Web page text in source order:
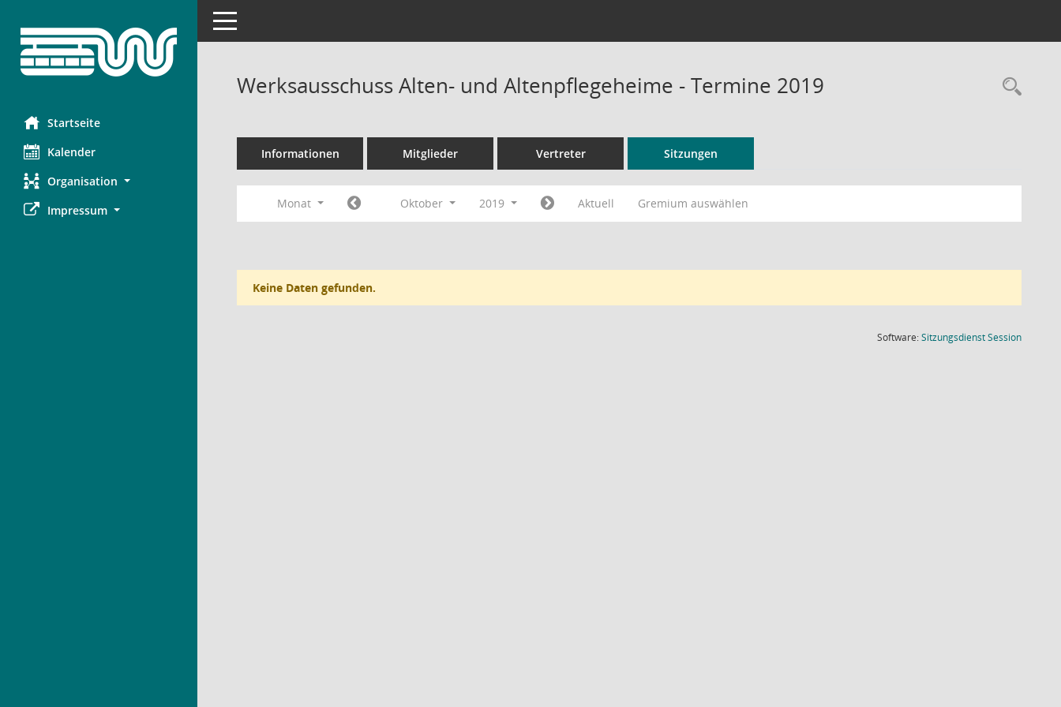
Startseite
Kalender
Organisation
Impressum
Toggle navigation
Werksausschuss Alten- und Altenpflegeheime - Termine 2019
Informationen Mitglieder Vertreter Sitzungen
Monat Oktober 2019 Aktuell Gremium auswählen
Keine Daten gefunden.
Software:SitzungsdienstSession(Wird in